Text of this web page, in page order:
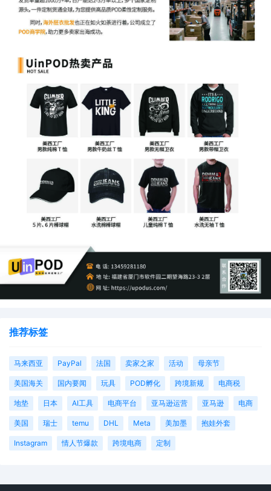
推荐标签
马来西亚 PayPal 法国 卖家之家 活动 母亲节
美国海关 国内要闻 玩具 POD孵化 跨境新规 电商税
地垫 日本 AI工具 电商平台 亚马逊运营 亚马逊 电商
美国 瑞士 temu DHL Meta 美加墨 抱娃外套
Instagram 情人节爆款 跨境电商 定制